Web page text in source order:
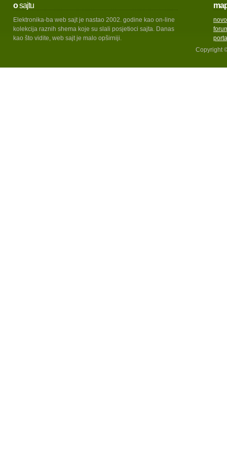
osajtu
Elektronika-ba web sajt je nastao 2002. godine kao on-line
kolekcija raznih shema koje su slali posjetioci sajta. Danas
kao što vidite, web sajt je malo opširniji.
Copyright